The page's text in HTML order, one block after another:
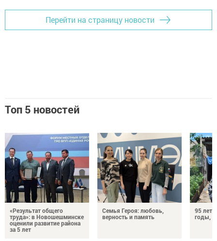
Перейти на страницу новости
Топ 5 новостей
«Результат общего
труда»: в Новошешминске
оценили развитие района
за 5 лет
Семья Героя: любовь,
верность и память
95 лет
годы,